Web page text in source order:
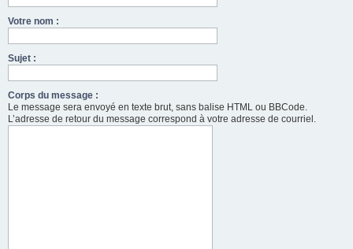
Votre nom :
Sujet :
Corps du message :
Le message sera envoyé en texte brut, sans balise HTML ou BBCode.
L’adresse de retour du message correspond à votre adresse de courriel.